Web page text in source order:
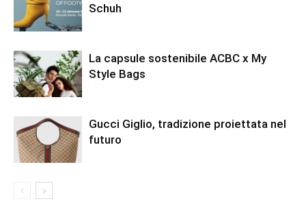
Schuh
La capsule sostenibile ACBC x My
Style Bags
Gucci Giglio, tradizione proiettata nel
futuro